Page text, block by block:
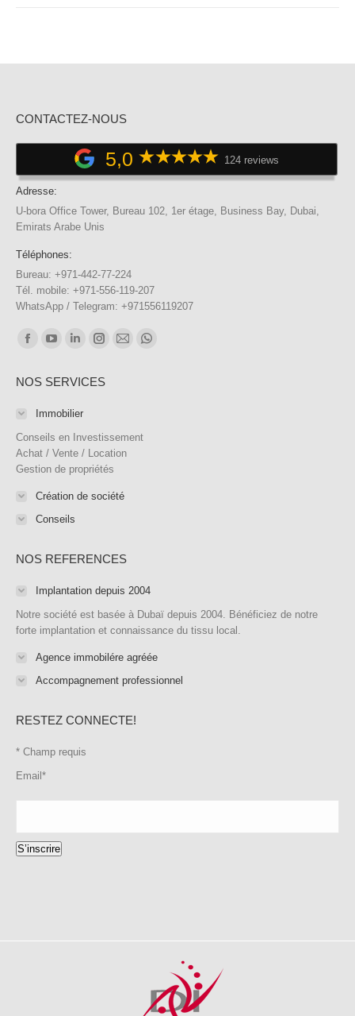
CONTACTEZ-NOUS
5,0 124 reviews
Adresse:
U-bora Office Tower, Bureau 102, 1er étage, Business Bay, Dubai,
Emirats Arabe Unis
Téléphones:
Bureau: +971-442-77-224
Tél. mobile: +971-556-119-207
WhatsApp / Telegram: +971556119207
Trouvez nous sur :
opens
window
opens
in
window
LinkedIn
opens
in
window
Instagram
opens
windownew
WhatsApp
NOS SERVICES
Immobilier
Conseils en Investissement
Achat / Vente / Location
Gestion de propriétés
Création de société
Conseils
NOS REFERENCES
Implantation depuis 2004
Notre société est basée à Dubaï depuis 2004. Bénéficiez de notre
forte implantation et connaissance du tissu local.
Agence immobilére agréée
Accompagnement professionnel
RESTEZ CONNECTE!
* Champ requis
Email *
S’inscrire